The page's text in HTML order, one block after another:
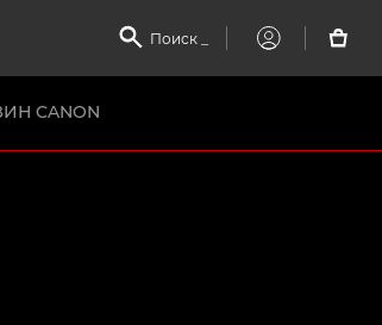
 Поиск
My

CANON